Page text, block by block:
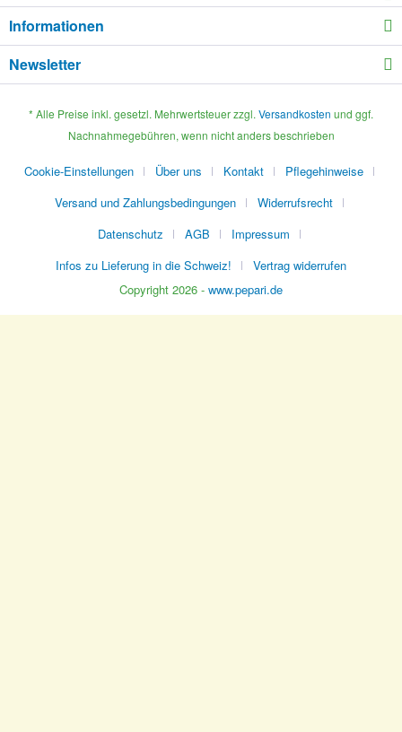
Informationen
Newsletter
* Alle Preise inkl. gesetzl. Mehrwertsteuer zzgl. Versandkosten und ggf.
Nachnahmegebühren, wenn nicht anders beschrieben
Cookie-Einstellungen Über uns Kontakt
Pflegehinweise
Versand und Zahlungsbedingungen
Widerrufsrecht
Datenschutz
AGB
Impressum
Infos zu Lieferung in die Schweiz!
Vertrag widerrufen
Copyright 2026 - www.pepari.de